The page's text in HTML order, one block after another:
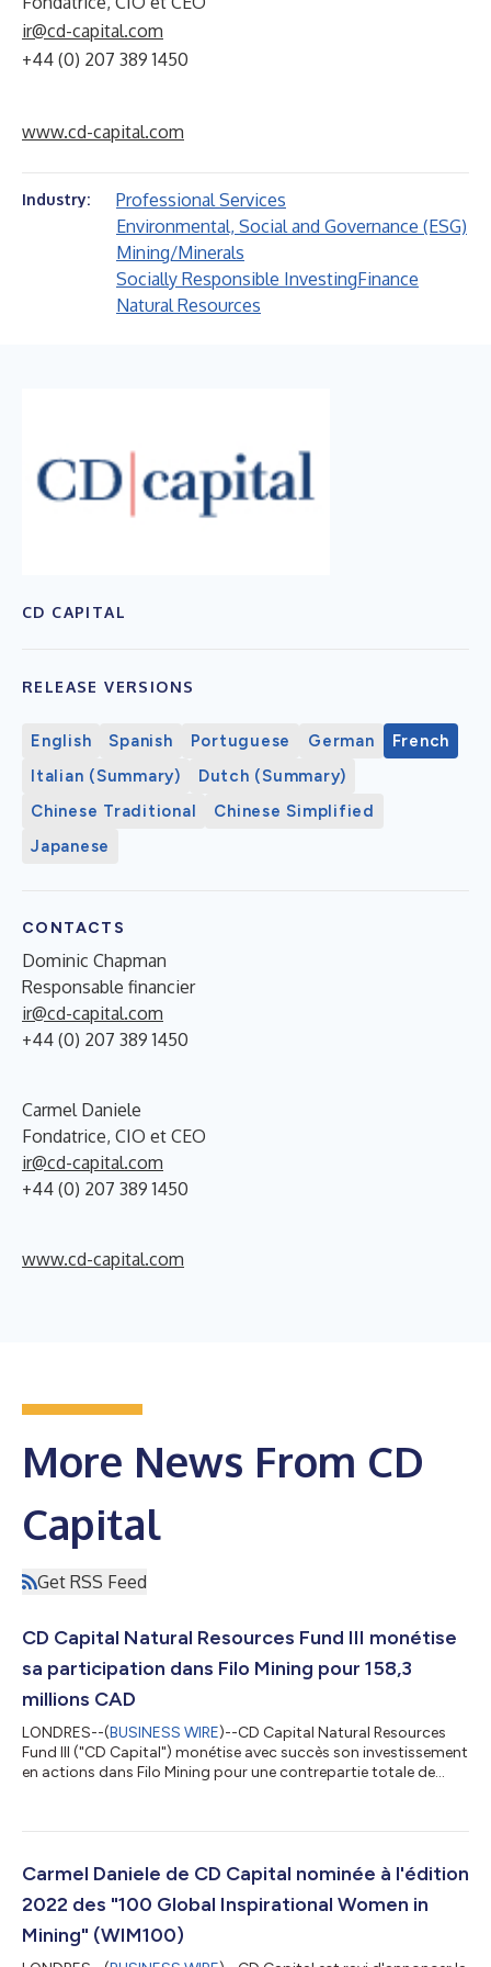
ir@cd-capital.com
+44 (0) 207 389 1450
www.cd-capital.com
Industry:
Professional Services
Environmental, Social and Governance (ESG)
Mining/Minerals
Socially Responsible InvestingFinance
Natural Resources
CD CAPITAL
RELEASE VERSIONS
English Spanish Portuguese German
French
Italian (Summary)
Dutch (Summary)
Chinese Traditional
Chinese Simplified
Japanese
CONTACTS
Dominic Chapman
Responsable financier
ir@cd-capital.com
+44 (0) 207 389 1450
Carmel Daniele
Fondatrice, CIO et CEO
ir@cd-capital.com
+44 (0) 207 389 1450
www.cd-capital.com
More News From CD
Capital
Get RSS Feed
CD Capital Natural Resources Fund III monétise
sa participation dans Filo Mining pour 158,3
millions CAD
LONDRES--(BUSINESS WIRE)--CD Capital Natural Resources
Fund III ("CD Capital") monétise avec succès son investissement
en actions dans Filo Mining pour une contrepartie totale de
son gisement de cuivre-or-argent Filo del Sol détenu en
de San Juan, en Argentine. CD a pris une participation
Carmel Daniele de CD Capital nominée à l'édition
2022 des "100 Global Inspirational Women in
Mining" (WIM100)